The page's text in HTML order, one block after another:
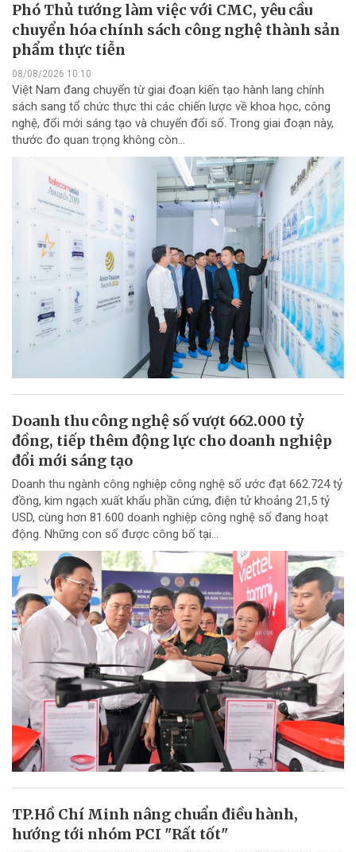
Phó Thủ tướng làm việc với CMC, yêu cầu
chuyển hóa chính sách công nghệ thành sản
phẩm thực tiễn
08/08/2026 10:10
Việt Nam đang chuyển từ giai đoạn kiến tạo hành lang chính
sách sang tổ chức thực thi các chiến lược về khoa học, công
nghệ, đổi mới sáng tạo và chuyển đổi số. Trong giai đoạn này,
thước đo quan trọng không còn...
Doanh thu công nghệ số vượt 662.000 tỷ
đồng, tiếp thêm động lực cho doanh nghiệp
đổi mới sáng tạo
Doanh thu ngành công nghiệp công nghệ số ước đạt 662.724 tỷ
đồng, kim ngạch xuất khẩu phần cứng, điện tử khoảng 21,5 tỷ
USD, cùng hơn 81.600 doanh nghiệp công nghệ số đang hoạt
động. Những con số được công bố tại...
TP.Hồ Chí Minh nâng chuẩn điều hành,
hướng tới nhóm PCI "Rất tốt"